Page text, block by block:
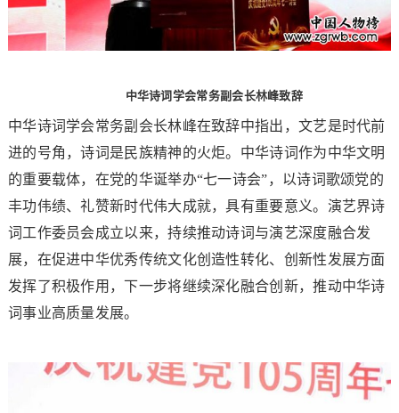
中华诗词学会常务副会长林峰致辞
中华诗词学会常务副会长林峰在致辞中指出，文艺是时代前
进的号角，诗词是民族精神的火炬。中华诗词作为中华文明
的重要载体，在党的华诞举办“七一诗会”，以诗词歌颂党的
丰功伟绩、礼赞新时代伟大成就，具有重要意义。演艺界诗
词工作委员会成立以来，持续推动诗词与演艺深度融合发
展，在促进中华优秀传统文化创造性转化、创新性发展方面
发挥了积极作用，下一步将继续深化融合创新，推动中华诗
词事业高质量发展。